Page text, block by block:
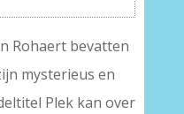
Rohaert bevatten
mysterieus en
Plek kan over